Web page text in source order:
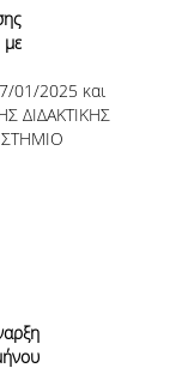
-
01/2025 και
ΔΙΔΑΚΤΙΚΗΣ
ΔΙΕΘΝΩΝ